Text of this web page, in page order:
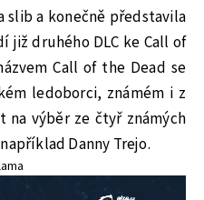
slib a konečně představila
již druhého DLC ke Call of
Call of the Dead se
ledoborci, známém i z
na výběr ze čtyř známých
Danny Trejo.